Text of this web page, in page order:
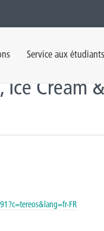
Service aux étudiants
- F/H
Cream
FR